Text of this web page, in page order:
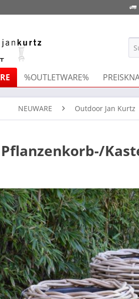
%OUTLETWARE%
NEUWARE Outdoor Jan Kurtz
Pflanzenkorb-/